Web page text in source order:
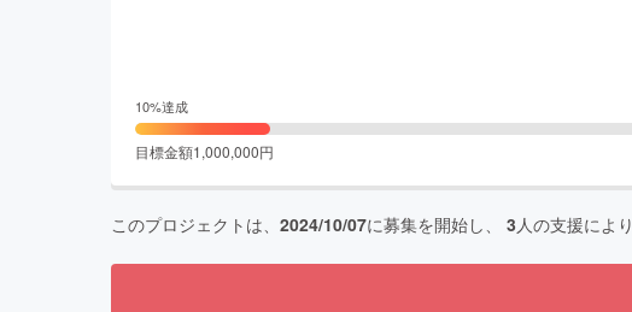
10%達成
目標金額1,000,000円
このプロジェクトは、 2024/10/07に募集を開始し、 3人の支援により